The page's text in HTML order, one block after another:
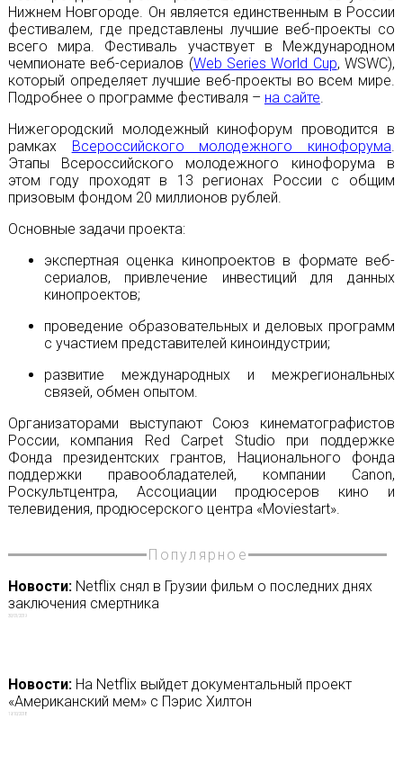
Нижнем Новгороде. Он является единственным в России
фестивалем, где представлены лучшие веб-проекты со
всего мира. Фестиваль участвует в Международном
чемпионате веб-сериалов (Web Series World Cup, WSWC),
который определяет лучшие веб-проекты во всем мире.
Подробнее о программе фестиваля – на сайте.
Нижегородский молодежный кинофорум проводится в
рамках Всероссийского молодежного кинофорума.
Этапы Всероссийского молодежного кинофорума в
этом году проходят в 13 регионах России с общим
призовым фондом 20 миллионов рублей.
Основные задачи проекта:
экспертная оценка кинопроектов в формате веб-
сериалов, привлечение инвестиций для данных
кинопроектов;
проведение образовательных и деловых программ
с участием представителей киноиндустрии;
развитие международных и межрегиональных
связей, обмен опытом.
Организаторами выступают Союз кинематографистов
России, компания Red Carpet Studio при поддержке
Фонда президентских грантов, Национального фонда
поддержки правообладателей, компании Canon,
Роскультцентра, Ассоциации продюсеров кино и
телевидения, продюсерского центра «Moviestart».
Популярное
Новости:Netflix снял в Грузии фильм о последних днях
заключения смертника
30/01/2019
Новости:На Netflix выйдет документальный проект
«Американский мем» с Пэрис Хилтон
19/10/2018